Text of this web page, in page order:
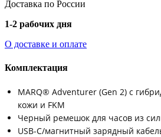
Доставка по России
1-2 рабочих дня
О доставке и оплате
Комплектация
MARQ® Adventurer (Gen 2) с
кожи и FKM
Черный ремешок для часов из
USB-C/магнитный зарядный